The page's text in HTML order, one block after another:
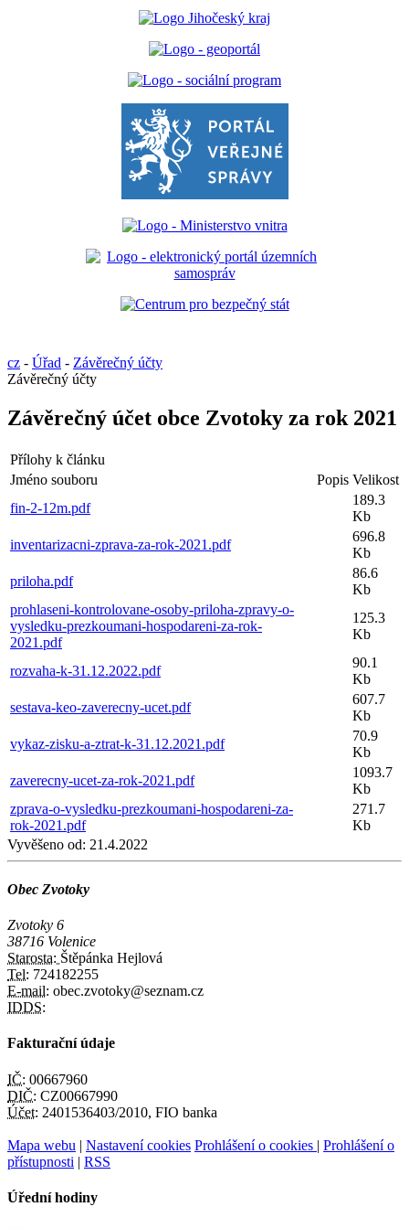
cz - Úřad - Závěrečný účty
Závěrečný účty
Závěrečný účet obce Zvotoky za rok 2021
Přílohy k článku
Jméno souboru
Popis Velikost
fin-2-12m.pdf
189.3
Kb
inventarizacni-zprava-za-rok-2021.pdf
696.8
Kb
priloha.pdf
86.6
Kb
prohlaseni-kontrolovane-osoby-priloha-zpravy-o-
vysledku-prezkoumani-hospodareni-za-rok-
2021.pdf
125.3
Kb
rozvaha-k-31.12.2022.pdf
90.1
Kb
sestava-keo-zaverecny-ucet.pdf
607.7
Kb
vykaz-zisku-a-ztrat-k-31.12.2021.pdf
70.9
Kb
zaverecny-ucet-za-rok-2021.pdf
1093.7
Kb
zprava-o-vysledku-prezkoumani-hospodareni-za-
rok-2021.pdf
271.7
Kb
Vyvěšeno od: 21.4.2022
Obec Zvotoky
Zvotoky 6
38716 Volenice
Starosta: Štěpánka Hejlová
Tel: 724182255
E-mail: obec.zvotoky@seznam.cz
IDDS:
Fakturační údaje
IČ: 00667960
DIČ: CZ00667990
Účet: 2401536403/2010, FIO banka
Mapa webu | Nastavení cookies Prohlášení o cookies | Prohlášení o
přístupnosti | RSS
Úřední hodiny